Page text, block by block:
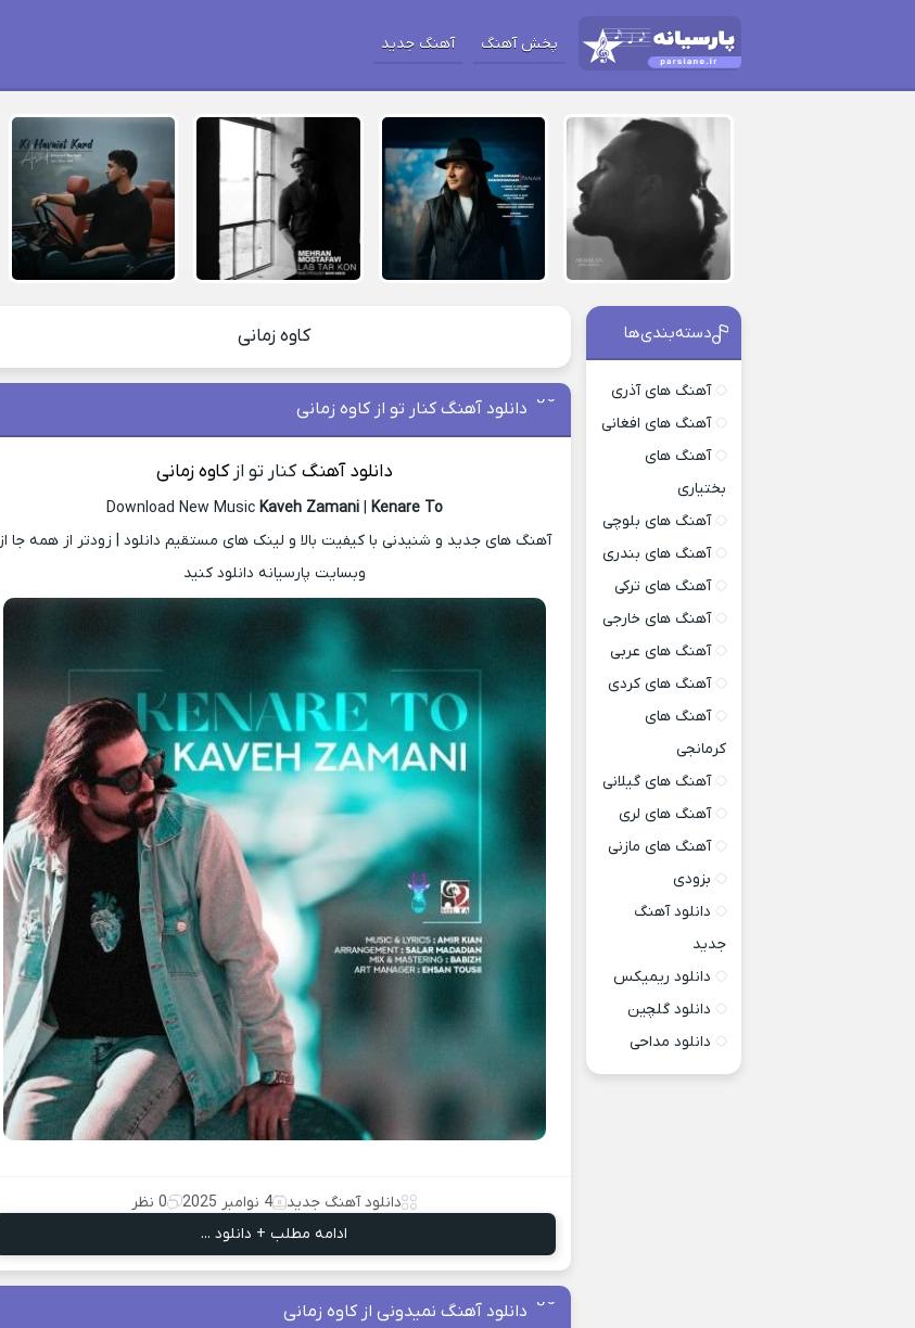
پخش آهنگ آهنگ جدید
کاوه زمانی
دانلود آهنگ کنار تو از کاوه زمانی
دانلود آهنگکنار تو ازکاوه زمانی
Download New Music Kaveh Zamani| Kenare To
آهنگ های جدید و شنیدنی با کیفیت بالا و لینک های مستقیم دانلود | زودتر از همه جا از
وبسایت پارسیانه دانلود کنید
دانلود آهنگ جدید 4 نوامبر 2025
0 نظر
ادامه مطلب + دانلود ...
دانلود آهنگ نمیدونی از کاوه زمانی
دسته‌بندی‌ها
آهنگ های آذری
آهنگ های افغانی
آهنگ های
بختیاری
آهنگ های بلوچی
آهنگ های بندری
آهنگ های ترکی
آهنگ های خارجی
آهنگ های عربی
آهنگ های کردی
آهنگ های
کرمانجی
آهنگ های گیلانی
آهنگ های لری
آهنگ های مازنی
بزودی
دانلود آهنگ
جدید
دانلود ریمیکس
دانلود گلچین
دانلود مداحی